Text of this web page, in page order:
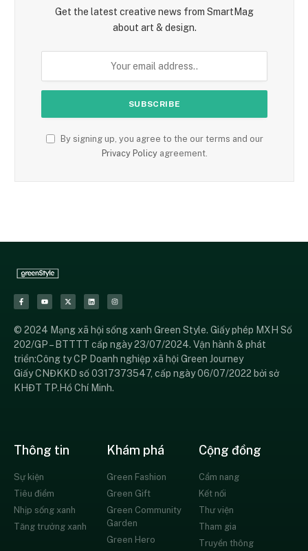
Get the latest creative news from SmartMag
about art & design.
By signing up, you agree to the our terms and our
Privacy Policyagreement.
© 2024 Mạng xã hội sống xanh Green Style. Giấy phép MXH Số
202/GP – BTTTT cấp ngày 23/07/2024. Vận hành & phát
triển:Công ty CP Doanh nghiệp xã hội Green Journey
Giấy CNĐKKD số 0317373547, cấp ngày 06/07/2022 bởi sở
KHĐT TP.Hồ Chí Minh.
Thông tin
Sự kiện
Tiêu điểm
Nhịp sống xanh
Tăng trưởng xanh
Khám phá
Green Fashion
Green Gift
Green Community
Garden
Green Hero
Cộng đồng
Cẩm nang
Kết nối
Thư viện
Tham gia
Truyền thông